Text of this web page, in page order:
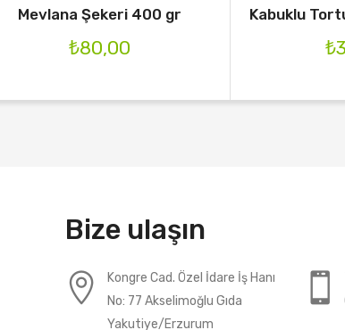
Mevlana Şekeri 400 gr
₺80,00
Kabuklu
₺
Bize ulaşın
Kongre Cad. Özel İdare İş Hanı
No: 77 Akselimoğlu Gıda
Yakutiye/Erzurum